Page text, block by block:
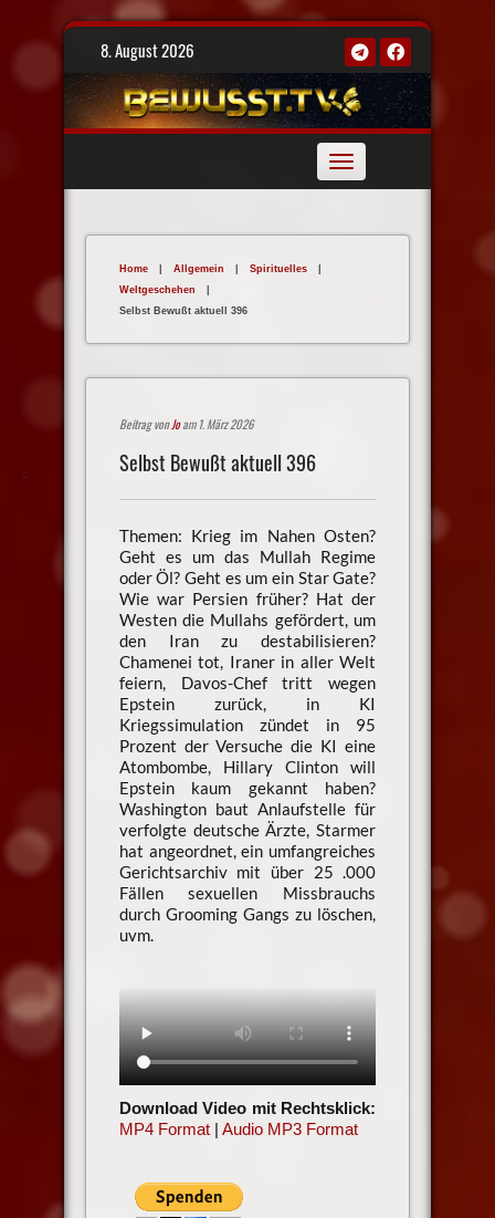
Skip
8. August 2026
Toggle
navigation
Home | Allgemein | Spirituelles
|
Weltgeschehen
|
Selbst Bewußt aktuell 396
Beitrag vonJoam 1. März 2026
Selbst Bewußt aktuell 396
Themen: Krieg im Nahen Osten?
Geht es um das Mullah Regime
oder Öl? Geht es um ein Star Gate?
Wie war Persien früher? Hat der
Westen die Mullahs gefördert, um
den Iran zu destabilisieren?
Chamenei tot, Iraner in aller Welt
feiern, Davos-Chef tritt wegen
Epstein zurück, in KI
Kriegssimulation zündet in 95
Prozent der Versuche die KI eine
Atombombe, Hillary Clinton will
Epstein kaum gekannt haben?
Washington baut Anlaufstelle für
verfolgte deutsche Ärzte, Starmer
hat angeordnet, ein umfangreiches
Gerichtsarchiv mit über 25 .000
Fällen sexuellen Missbrauchs
durch Grooming Gangs zu löschen,
uvm.
Download Video mit Rechtsklick:
MP4 Format| Audio MP3 Format